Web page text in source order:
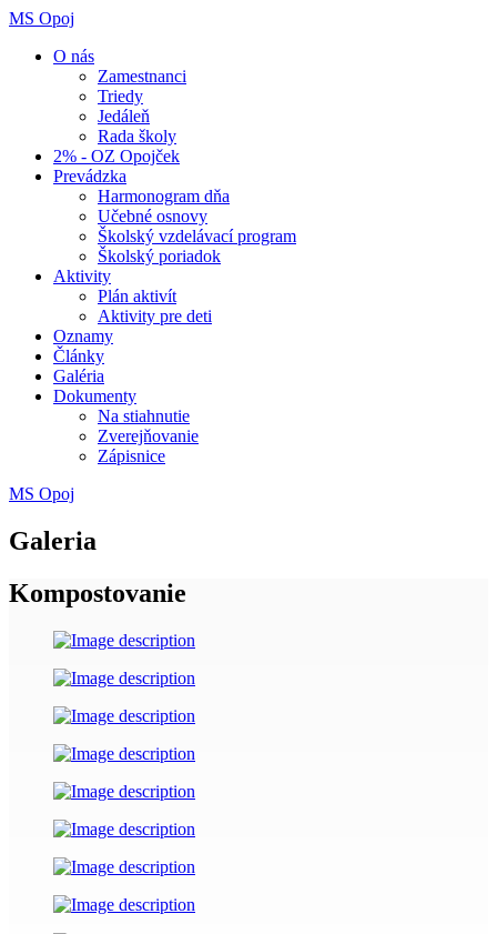
MS Opoj
O nás
Zamestnanci
Triedy
Jedáleň
Rada školy
2% - OZ Opojček
Prevádzka
Harmonogram dňa
Učebné osnovy
Školský vzdelávací program
Školský poriadok
Aktivity
Plán aktivít
Aktivity pre deti
Oznamy
Články
Galéria
Dokumenty
Na stiahnutie
Zverejňovanie
Zápisnice
MS Opoj
Galeria
Kompostovanie